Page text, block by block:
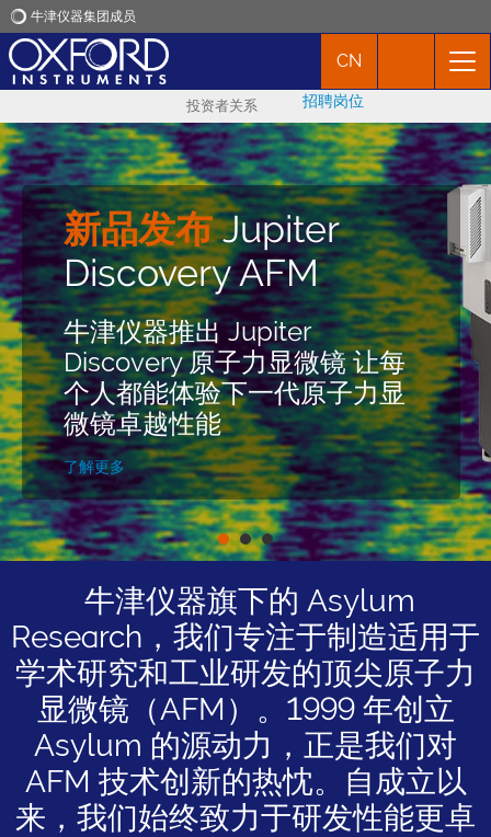
牛津仪器集团成员
应用
产品
新闻
市场活动
联络我们
CN
投资者关系 招聘岗位
新品发布Jupiter
Discovery AFM
牛津仪器推出 Jupiter
Discovery 原子力显微镜 让每
个人都能体验下一代原子力显
微镜卓越性能
了解更多
Insight Awards 2025
Scientific Imaging
Competition. Entries Now
Open!
立即注册
Vero原子力显微镜获
得新产品创新奖
牛津仪器采用干涉仪技术的新
一代原子力显微镜（AFM）
Vero 近期连续获得三项全球知
名奖项! Vero AFM获得了权威
科学技术杂志《R&D
Magazine》授予的2024年
R&D 百强奖（2024 R&D 100
Award）和市场颠覆者特别认
可铜奖（2024 Market
Disruptor Special
Recognition Bronze
Award）。
牛津仪器旗下的 Asylum
Research，我们专注于制造适用于
学术研究和工业研发的顶尖原子力
显微镜（AFM）。1999 年创立
Asylum 的源动力，正是我们对
AFM 技术创新的热忱。自成立以
来，我们始终致力于研发性能更卓